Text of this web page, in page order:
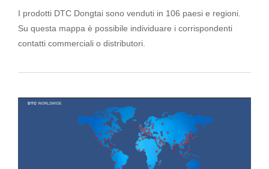
I prodotti DTC Dongtai sono venduti in 106 paesi e regioni.
Su questa mappa è possibile individuare i corrispondenti
contatti commerciali o distributori.